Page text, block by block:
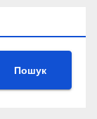
Пошук